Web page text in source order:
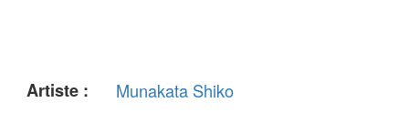
Artiste :
Munakata Shiko